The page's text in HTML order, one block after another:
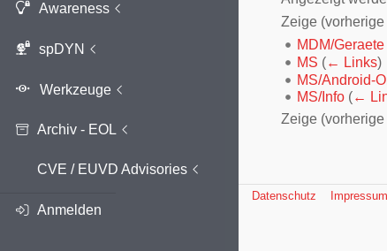
Awareness
spDYN
Archiv - EOL
CVE / EUVD Advisories
Anmelden
Zeige (vorherige
MDM/Geraete
MS (← Links)
MS/Android-
MS/Info (←
Zeige (vorherige
Datenschutz Impressum